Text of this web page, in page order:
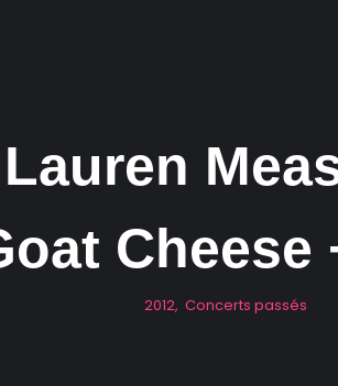
Cheese
2012, Concerts passés